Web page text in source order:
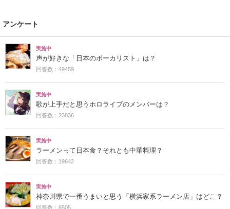
アンケート
実施中
声が好きな「日本のボーカリスト」は？
回答数：49459
実施中
歌が上手だと思うホロライブのメンバーは？
回答数：23836
実施中
ラーメンって日本食？それとも中華料理？
回答数：19642
実施中
神奈川県で一番うまいと思う「横浜家系ラーメン店」はどこ？
回答数：8505